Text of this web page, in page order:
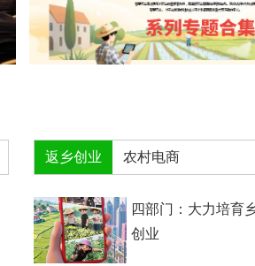
返乡创业 农村电商
四部门：大力培育
创业